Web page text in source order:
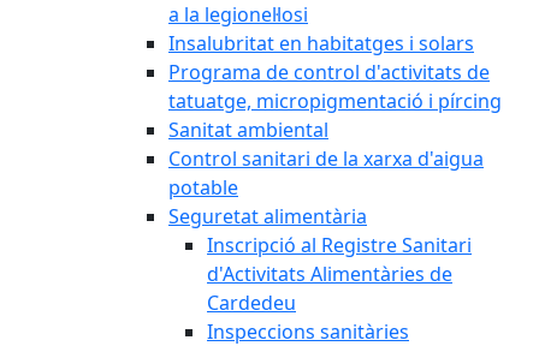
a la legionel·losi
Insalubritat en habitatges i solars
Programa de control d'activitats de
tatuatge, micropigmentació i pírcing
Sanitat ambiental
Control sanitari de la xarxa d'aigua
potable
Seguretat alimentària
Inscripció al Registre Sanitari
d'Activitats Alimentàries de
Cardedeu
Inspeccions sanitàries